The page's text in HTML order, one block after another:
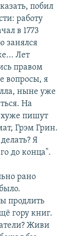
побил
работу
в 1773
занялся
Лет
правом
вопросы, я
ныне уже
На
хуже пишут
Грэм Грин.
Я
до конца".
рано
продлить
гору книг.
Живи